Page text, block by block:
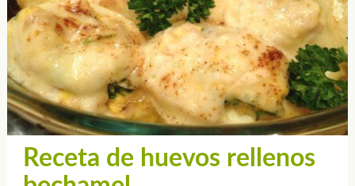
Receta de huevos rellenos